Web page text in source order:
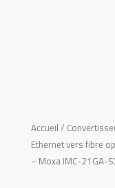
Accueil /
Ethernet vers fibre
– Moxa IMC-21GA-